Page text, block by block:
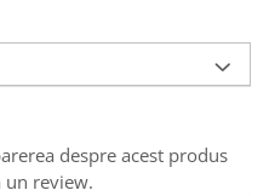
despre acest produs
un review.